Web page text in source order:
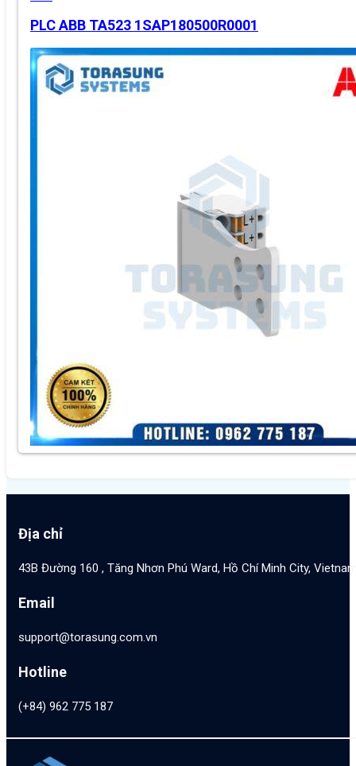
PLC ABB TA523 1SAP180500R0001
Địa chỉ
43B Đường 160 , Tăng Nhơn Phú Ward, Hồ Chí Minh City,
Email
support@torasung.com.vn
Hotline
(+84) 962 775 187